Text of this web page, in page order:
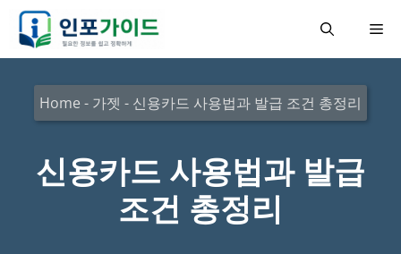
메
Home - 가젯 - 신용카드 사용법과 발급 조건 총정리
신용카드 사용법과 발급
조건 총정리